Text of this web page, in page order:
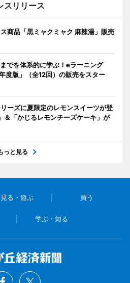
スリリース
商品「黒ミャクミャク 麻辣湯」販売
でを体系的に学ぶ！eラーニング
度版」（全12回）の販売をスター
ーズに夏限定のレモンスイーツが登
＆「かじるレモンチーズケーキ」が
っと見る
見る・遊ぶ 買う
学ぶ・知る